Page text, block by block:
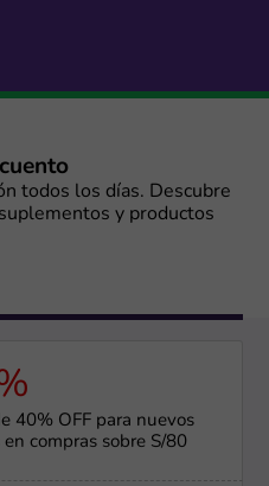
todos los días. Descubre
y productos
40% OFF para nuevos
en compras sobre S/80